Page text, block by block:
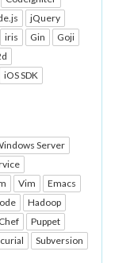
jQuery
iris Gin
Goji
iOS SDK
Server
Vim
Emacs
Hadoop
Chef
Puppet
Subversion